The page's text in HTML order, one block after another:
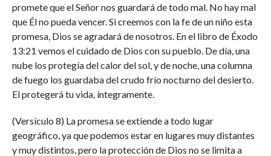
promete que el Señor nos guardará de todo mal. No hay mal
que Él no pueda vencer. Si creemos con la fe de un niño esta
promesa, Dios se agradará de nosotros. En el libro de Éxodo
13:21 vemos el cuidado de Dios con su pueblo. De día, una
nube los protegía del calor del sol, y de noche, una columna
de fuego los guardaba del crudo frío nocturno del desierto.
El protegerá tu vida, íntegramente.
(Versículo 8) La promesa se extiende a todo lugar
geográfico, ya que podemos estar en lugares muy distantes
y muy distintos, pero la protección de Dios no se limita a